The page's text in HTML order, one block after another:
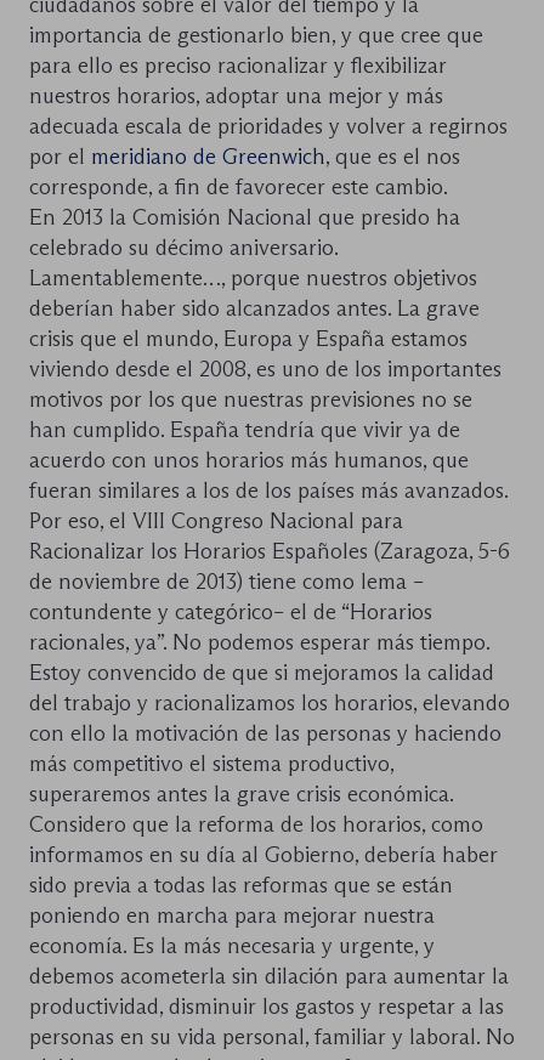
importancia de gestionarlo bien, y que cree que
para ello es preciso racionalizar y flexibilizar
nuestros horarios, adoptar una mejor y más
adecuada escala de prioridades y volver a regirnos
por el meridiano de Greenwich, que es el nos
corresponde, a fin de favorecer este cambio.
En 2013 la Comisión Nacional que presido ha
celebrado su décimo aniversario.
Lamentablemente…, porque nuestros objetivos
deberían haber sido alcanzados antes. La grave
crisis que el mundo, Europa y España estamos
viviendo desde el 2008, es uno de los importantes
motivos por los que nuestras previsiones no se
han cumplido. España tendría que vivir ya de
acuerdo con unos horarios más humanos, que
fueran similares a los de los países más avanzados.
Por eso, el VIII Congreso Nacional para
Racionalizar los Horarios Españoles (Zaragoza, 5-6
de noviembre de 2013) tiene como lema –
contundente y categórico– el de “Horarios
racionales, ya”. No podemos esperar más tiempo.
Estoy convencido de que si mejoramos la calidad
del trabajo y racionalizamos los horarios, elevando
con ello la motivación de las personas y haciendo
más competitivo el sistema productivo,
superaremos antes la grave crisis económica.
Considero que la reforma de los horarios, como
informamos en su día al Gobierno, debería haber
sido previa a todas las reformas que se están
poniendo en marcha para mejorar nuestra
economía. Es la más necesaria y urgente, y
debemos acometerla sin dilación para aumentar la
productividad, disminuir los gastos y respetar a las
personas en su vida personal, familiar y laboral. No